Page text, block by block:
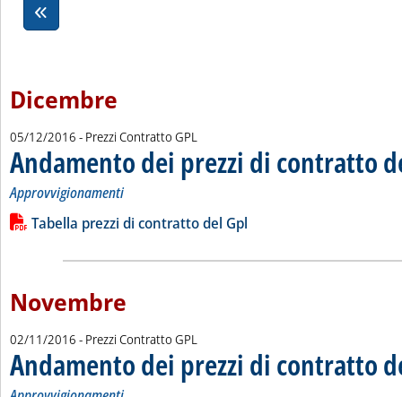
Dicembre
05/12/2016 - Prezzi Contratto GPL
Andamento dei prezzi di contratto
Approvvigionamenti
Leggi tutta la notizia: 'Andamento dei prezzi di contratto del
Lista allegati PDF alla notizia
Tabella prezzi di contratto del Gpl
Novembre
02/11/2016 - Prezzi Contratto GPL
Andamento dei prezzi di contratto